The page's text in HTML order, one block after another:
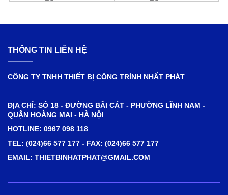
THÔNG TIN LIÊN HỆ
CÔNG TY TNHH THIẾT BỊ CÔNG TRÌNH NHẤT PHÁT
ĐỊA CHỈ: SỐ 18 - ĐƯỜNG BÃI CÁT - PHƯỜNG LĨNH NAM -
QUẬN HOÀNG MAI - HÀ NỘI
HOTLINE: 0967 098 118
TEL: (024)66 577 177 - FAX: (024)66 577 177
EMAIL: THIETBINHATPHAT@GMAIL.COM